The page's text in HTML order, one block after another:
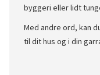
byggeri eller lidt
Med andre ord, kan
til dit hus og i din